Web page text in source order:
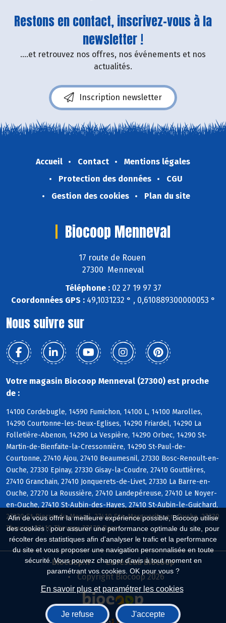
Afin de vous offrir la meilleure expérience possible, Biocoop utilise
des cookies : pour assurer une performance optimale du site, pour
récolter des statistiques afin d'analyser le trafic et la performance
du site et vous proposer une navigation personnalisée en toute
sécurité. Vous pouvez changer d'avis à tout moment en
paramétrant vos cookies. OK pour vous ?
En savoir plus et paramétrer les cookies
Je refuse J'accepte
Restons en contact, inscrivez-vous à la
newsletter !
....et retrouvez nos offres, nos événements et nos
actualités.
Inscription newsletter
Accueil Contact
Mentions légales
Protection des données
CGU
Gestion des cookies
Plan du site
Biocoop Menneval
17 route de Rouen
27300 Menneval
Téléphone :02 27 19 97 37
Coordonnées GPS :49,1031232 ° , 0,610889300000053 °
Nous suivre sur
Votre magasin Biocoop Menneval (27300) est proche
de :
14100 Cordebugle, 14590 Fumichon, 14100 L, 14100 Marolles,
14290 Courtonne-les-Deux-Eglises, 14290 Friardel, 14290 La
Folletière-Abenon, 14290 La Vespière, 14290 Orbec, 14290 St-
Martin-de-Bienfaite-la-Cressonnière, 14290 St-Paul-de-
Courtonne, 27410 Ajou, 27410 Beaumesnil, 27330 Bosc-Renoult-en-
Ouche, 27330 Epinay, 27330 Gisay-la-Coudre, 27410 Gouttières,
27410 Granchain, 27410 Jonquerets-de-Livet, 27330 La Barre-en-
Ouche, 27270 La Roussière, 27410 Landepéreuse, 27410 Le Noyer-
en-Ouche, 27410 St-Aubin-des-Hayes, 27410 St-Aubin-le-Guichard,
27330 St-Pierre-du-Mesnil, 27410 Ste-Marguerite-en-Ouche, 27330
Thevray, 27410 Thevray, 27170 Barc
Biocoop.fr
Le réseau Biocoop
Copyright Biocoop 2026